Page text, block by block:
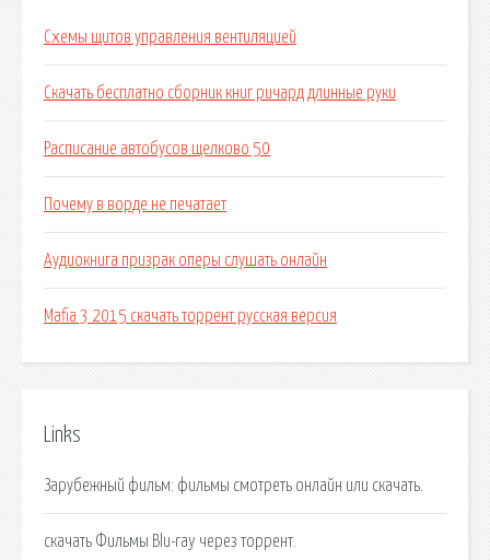
Схемы щитов управления вентиляцией
Скачать бесплатно сборник книг ричард длинные руки
Расписание автобусов щелково 50
Почему в ворде не печатает
Аудиокнига призрак оперы слушать онлайн
Mafia 3 2015 скачать торрент русская версия
Links
Зарубежный фильм: фильмы смотреть онлайн или скачать.
скачать Фильмы Blu-ray через торрент.